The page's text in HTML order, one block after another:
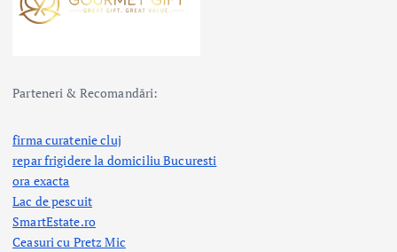
Parteneri & Recomandări:
firma curatenie cluj
repar frigidere la domiciliu Bucuresti
ora exacta
Lac de pescuit
SmartEstate.ro
Ceasuri cu Pretz Mic